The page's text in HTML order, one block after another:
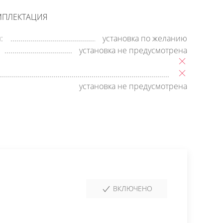
установка по желанию
установка не предусмотрена
установка не предусмотрена
ВКЛЮЧЕНО